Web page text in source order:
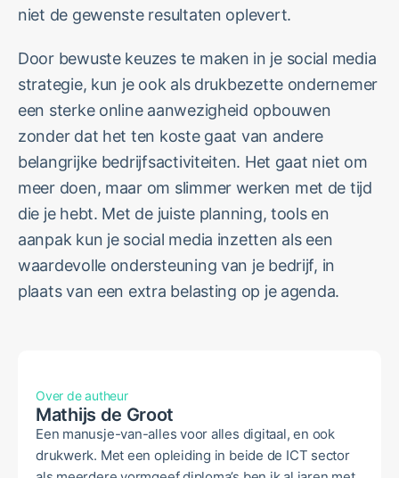
niet de gewenste resultaten oplevert.
Door bewuste keuzes te maken in je social media
strategie, kun je ook als drukbezette ondernemer
een sterke online aanwezigheid opbouwen
zonder dat het ten koste gaat van andere
belangrijke bedrijfsactiviteiten. Het gaat niet om
meer doen, maar om slimmer werken met de tijd
die je hebt. Met de juiste planning, tools en
aanpak kun je social media inzetten als een
waardevolle ondersteuning van je bedrijf, in
plaats van een extra belasting op je agenda.
Over de autheur
Mathijs de Groot
Een manusje-van-alles voor alles digitaal, en ook
drukwerk. Met een opleiding in beide de ICT sector